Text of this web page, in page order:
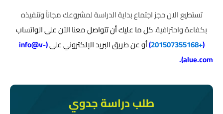
طلب دراسة جدوي
تستطيع الان حجز اجتماع بداية الدراسة لمشروعك مجاناً وتنفيذه
بكفاءة واحترافية.كل ما عليك أن تتواصل معنا الآن على الواتساب
(
+201507355168
)أو عن طريق البريد الإلكتروني على(
info@v-
alue.com
).